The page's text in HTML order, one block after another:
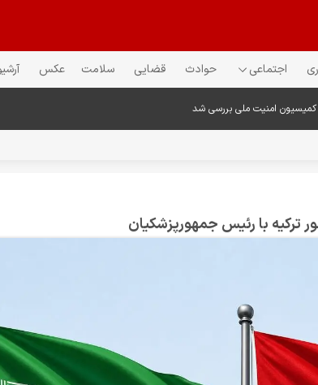
اجتماعی حوادث قضایی سلامت عکس
کمیسیون امنیت ملی بررسی شد
ترکیه با رئیس جمهورپزشکیان